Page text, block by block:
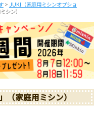
> JUKI（家庭用ミシンオプショ
シン）
（家庭用ミシン）